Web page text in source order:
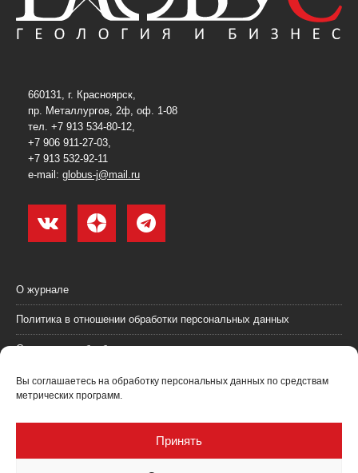
Вы соглашаетесь на обработку персональных данных по средствам
метрических программ.
Принять
660131, г. Красноярск,
пр. Металлургов, 2ф, оф. 1-08
тел. +7 913 534-80-12,
+7 906 911-27-03,
+7 913 532-92-11
e-mail: globus-j@mail.ru
О журнале
Политика в отношении обработки персональных данных
Согласие на обработку персональных данных
Пользовательское соглашение (оферта)